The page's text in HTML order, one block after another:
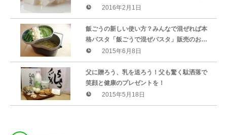
牛柄マシュマロ『ウシマロ１６粒入』販売の
ご案内
2016年2月1日
飯ごうの新しい使い方？みんなで混ぜれば本
格パスタ「飯ごうで混ぜパスタ」販売のお知
らせ
2015年6月8日
父に贈ろう、乳を送ろう！父も驚く駄洒落で
笑顔と健康のプレゼントを！
2015年5月18日